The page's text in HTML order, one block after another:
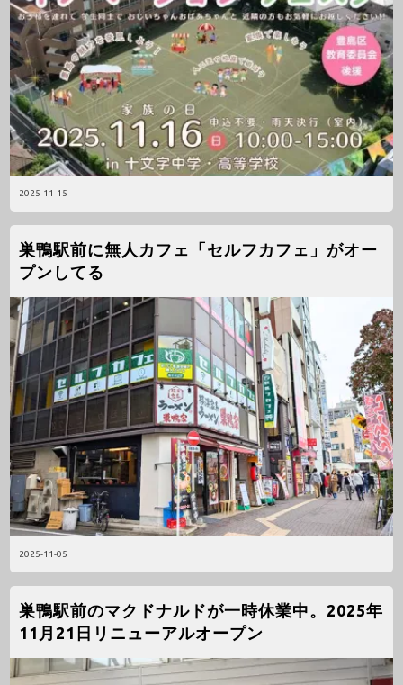
2025-11-15
2025-11-05
巣鴨駅前に無人カフェ「セルフカフェ」がオー
プンしてる
巣鴨駅前のマクドナルドが一時休業中。2025年
11月21日リニューアルオープン